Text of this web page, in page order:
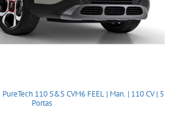
110 S&S CVM6 FEEL | Man. | 110 CV | 5
Portas